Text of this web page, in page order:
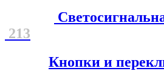
213
Кнопки и